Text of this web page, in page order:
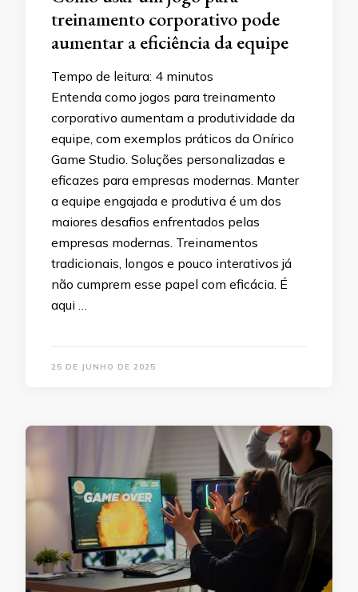
treinamento corporativo pode
aumentar a eficiência da equipe
Tempo de leitura: 4 minutos
Entenda como jogos para treinamento
corporativo aumentam a produtividade da
equipe, com exemplos práticos da Onírico
Game Studio. Soluções personalizadas e
eficazes para empresas modernas. Manter
a equipe engajada e produtiva é um dos
maiores desafios enfrentados pelas
empresas modernas. Treinamentos
tradicionais, longos e pouco interativos já
não cumprem esse papel com eficácia. É
aqui …
25 DE JUNHO DE 2025